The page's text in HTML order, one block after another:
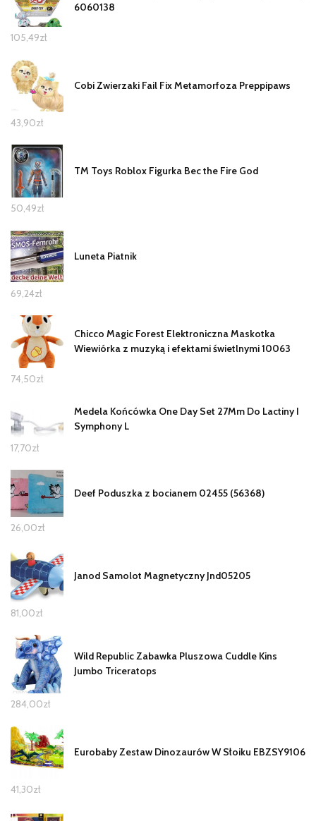
6060138
105,49zł
Cobi Zwierzaki Fail Fix Metamorfoza Preppipaws
43,90zł
TM Toys Roblox Figurka Bec the Fire God
50,49zł
Luneta Piatnik
69,24zł
Chicco Magic Forest Elektroniczna Maskotka
Wiewiórka z muzyką i efektami świetlnymi 10063
74,50zł
Medela Końcówka One Day Set 27Mm Do Lactiny I
Symphony L
17,70zł
Deef Poduszka z bocianem 02455 (56368)
26,00zł
Janod Samolot Magnetyczny Jnd05205
81,00zł
Wild Republic Zabawka Pluszowa Cuddle Kins
Jumbo Triceratops
284,00zł
Eurobaby Zestaw Dinozaurów W Słoiku EBZSY9106
41,30zł